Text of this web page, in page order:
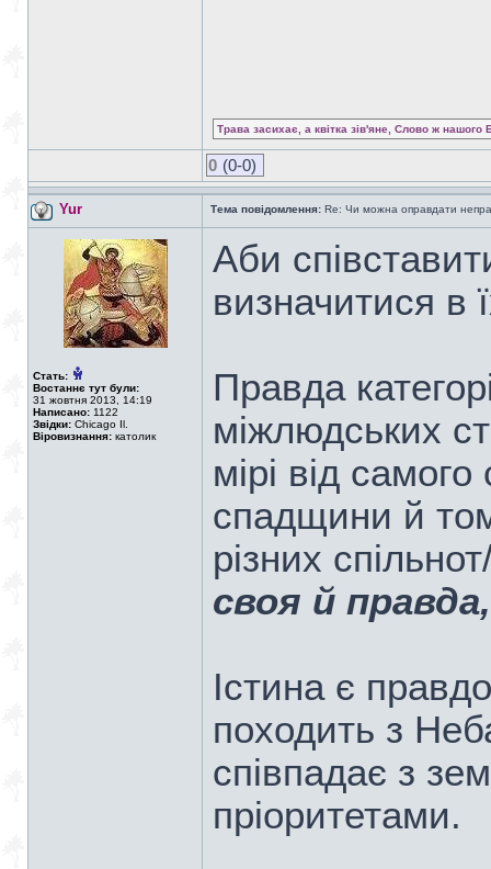
Трава засихає, а квітка зів'яне, Слово ж нашого
0 (0-0)
Yur Тема повідомлення: Re: Чи можна оправдати
Стать:
Востаннє тут були:
31 жовтня 2013, 14:19
Написано: 1122
Звідки: Chicago Il.
Віровизнання: католик
Аби
визначитися в
Правда
міжлюдських
мірі від
спадщини й
різних
своя й
Істина є
походить з
співпадає з
пріоритетами.